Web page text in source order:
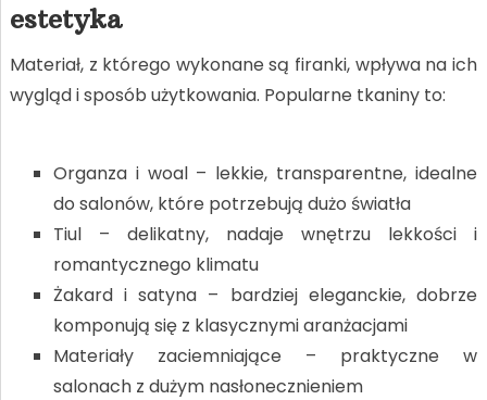
estetyka
Materiał, z którego wykonane są firanki, wpływa na ich
wygląd i sposób użytkowania. Popularne tkaniny to:
Organza i woal – lekkie, transparentne, idealne
do salonów, które potrzebują dużo światła
Tiul – delikatny, nadaje wnętrzu lekkości i
romantycznego klimatu
Żakard i satyna – bardziej eleganckie, dobrze
komponują się z klasycznymi aranżacjami
Materiały zaciemniające – praktyczne w
salonach z dużym nasłonecznieniem